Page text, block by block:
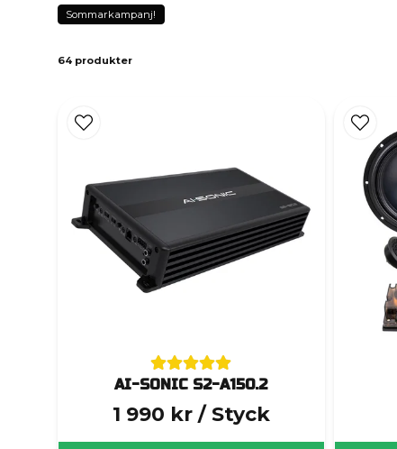
Sommarkampanj!
64 produkter
AI-SONIC S2-A150.2
1 990 kr / Styck